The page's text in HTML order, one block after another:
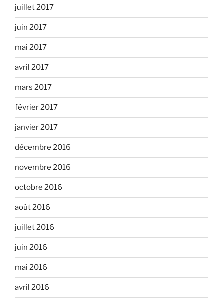
juillet 2017
juin 2017
mai 2017
avril 2017
mars 2017
février 2017
janvier 2017
décembre 2016
novembre 2016
octobre 2016
août 2016
juillet 2016
juin 2016
mai 2016
avril 2016